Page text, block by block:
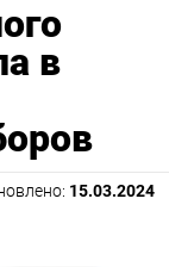
в
15.03.2024